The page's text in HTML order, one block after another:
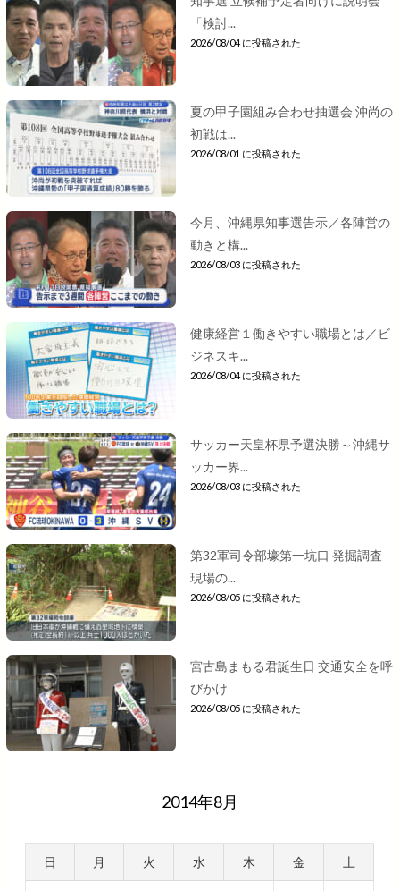
「検討...
2026/08/04 に投稿された
夏の甲子園組み合わせ抽選会 沖尚の
初戦は...
2026/08/01 に投稿された
今月、沖縄県知事選告示／各陣営の
動きと構...
2026/08/03 に投稿された
健康経営１働きやすい職場とは／ビ
ジネスキ...
2026/08/04 に投稿された
サッカー天皇杯県予選決勝～沖縄サ
ッカー界...
2026/08/03 に投稿された
第32軍司令部壕第一坑口 発掘調査
現場の...
2026/08/05 に投稿された
宮古島まもる君誕生日 交通安全を呼
びかけ
2026/08/05 に投稿された
2014年8月
日 月 火 水 木 金 土